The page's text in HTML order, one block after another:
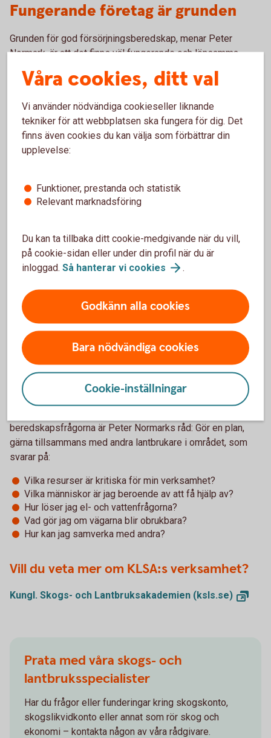
Fungerande företag är grunden
Grunden för god försörjningsberedskap, menar Peter
Normark, är att det finns väl fungerande och lönsamma
livsmedelsföretag i fredstid.
– Vi måste ha företag som kan producera mat och vi
behöver få upp volymerna bland annat på kött, ost och
grönsaker. Självförsörjningsgraden för livsmedel som
helhet ligger i dag runt 50 procent. Vi är bara helt
självförsörjande på morötter, socker och spannmål.
beredskap i Sverige.
Tyvärr går det mesta av överskottet på export.
Gör en plan
Mycket återstår att göra och att lära, men vi är en bit på väg.
– Vi ligger efter både Finland och Norge, men många
svenska företag har gjort jobbet och har bra planer, inte mist
inom lantbrukssektorn. Där är man van vid att hantera det
oväntade. Men nu gäller det att vi börjar öva på att
genomföra planerna också, säger han.
beredskapsfrågorna är Peter Normarks råd: Gör en plan,
gärna tillsammans med andra lantbrukare i området, som
svarar på:
Vilka resurser är kritiska för min verksamhet?
Vilka människor är jag beroende av att få hjälp av?
Hur löser jag el- och vattenfrågorna?
Vad gör jag om vägarna blir obrukbara?
Hur kan jag samverka med andra?
Vill du veta mer om KLSA:s verksamhet?
Kungl. Skogs- och Lantbruksakademien (ksls.se)
Prata med våra skogs- och
lantbruksspecialister
Har du frågor eller funderingar kring skogskonto,
skogslikvidkonto eller annat som rör skog och
ekonomi – kontakta någon av våra rådgivare.
Våra cookies, ditt val
Vi använder nödvändiga cookieseller liknande
tekniker för att webbplatsen ska fungera för dig. Det
finns även cookies du kan välja som förbättrar din
upplevelse:
Funktioner, prestanda och statistik
Relevant marknadsföring
Du kan ta tillbaka ditt cookie-medgivande när du vill,
på cookie-sidan eller under din profil när du är
inloggad. Så hanterar vi cookies .
Godkänn alla cookies
Bara nödvändiga cookies
Cookie-inställningar